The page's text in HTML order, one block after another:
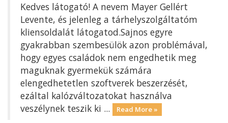
Kedves látogató! A nevem Mayer Gellért
Levente, és jelenleg a tárhelyszolgáltatóm
kliensoldalát látogatod.Sajnos egyre
gyakrabban szembesülök azon problémával,
hogy egyes családok nem engedhetik meg
maguknak gyermekük számára
elengedhetetlen szoftverek beszerzését,
ezáltal kalózváltozatokat használva
veszélynek teszik ki ...
Read More »